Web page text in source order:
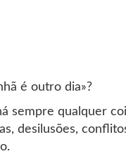
é outro dia»?
sempre qualquer
desilusões,